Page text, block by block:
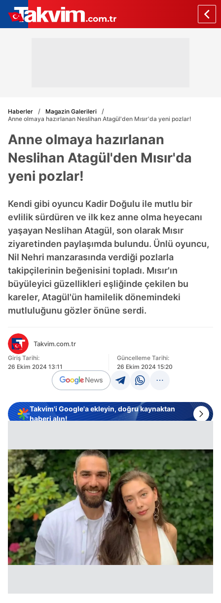
Haberler
Magazin Galerileri
Anne olmaya hazırlanan Neslihan Atagül'den Mısır'da yeni pozlar!
Anne olmaya hazırlanan
Neslihan Atagül'den Mısır'da
yeni pozlar!
Kendi gibi oyuncu Kadir Doğulu ile mutlu bir
evlilik sürdüren ve ilk kez anne olma heyecanı
yaşayan Neslihan Atagül, son olarak Mısır
ziyaretinden paylaşımda bulundu. Ünlü oyuncu,
Nil Nehri manzarasında verdiği pozlarla
takipçilerinin beğenisini topladı. Mısır'ın
büyüleyici güzellikleri eşliğinde çekilen bu
kareler, Atagül'ün hamilelik dönemindeki
mutluluğunu gözler önüne serdi.
Takvim.com.tr
Giriş Tarihi:
26 Ekim 2024 13:11
Güncelleme Tarihi:
26 Ekim 2024 15:20
Takvim'i Google'a ekleyin, doğru kaynaktan
haberi alın!